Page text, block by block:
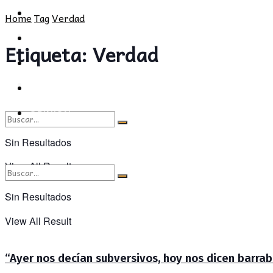
POLÍTICA
CULTURA
Sin Resultados
View All Result
PROVINCIA
SOCIEDAD
OPINIÓN
Sin Resultados
View All Result
HomeTagVerdad
Etiqueta:Verdad
“Ayer nos decían subversivos, hoy nos dicen